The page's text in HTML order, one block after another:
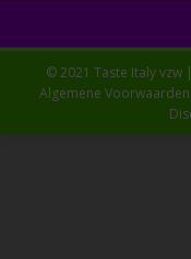
© 2021 Taste Italy
Algemene Voorwaarden